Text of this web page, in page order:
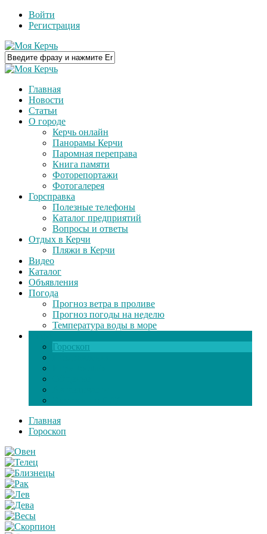
Войти
Регистрация
Главная
Новости
Статьи
О городе
Керчь онлайн
Панорамы Керчи
Паромная переправа
Книга памяти
Фоторепортажи
Фотогалерея
Горсправка
Полезные телефоны
Каталог предприятий
Вопросы и ответы
Отдых в Керчи
Пляжи в Керчи
Видео
Каталог
Объявления
Погода
Прогноз ветра в проливе
Прогноз погоды на неделю
Температура воды в море
Гороскоп
Главная
Гороскоп